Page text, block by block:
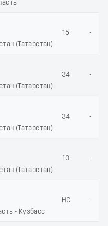
(Татарстан)
15 -
(Татарстан)
34 -
(Татарстан)
34 -
(Татарстан)
10 -
- Кузбасс
НС -